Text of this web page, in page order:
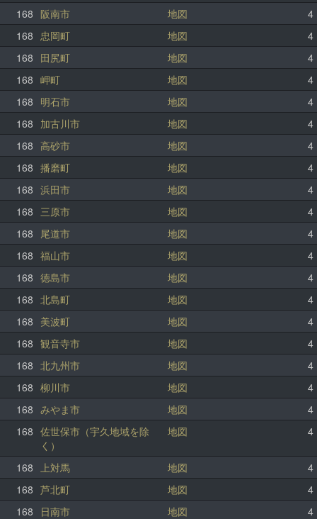
168 阪南市 地図
4
168 忠岡町 地図
4
168 田尻町 地図
4
168 岬町 地図
4
168 明石市 地図
4
168 加古川市 地図
4
168 高砂市 地図
4
168 播磨町 地図
4
168 浜田市 地図
4
168 三原市 地図
4
168 尾道市 地図
4
168 福山市 地図
4
168 徳島市 地図
4
168 北島町 地図
4
168 美波町 地図
4
168 観音寺市 地図
4
168 北九州市 地図
4
168 柳川市 地図
4
168 みやま市 地図
4
168 佐世保市（宇久地域を除
く）
地図 4
168 上対馬 地図
4
168 芦北町 地図
4
168
日南市 地図
4